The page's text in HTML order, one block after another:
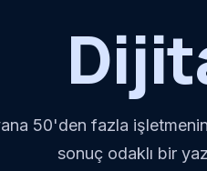
50'den fazla
sonuç odaklı bir